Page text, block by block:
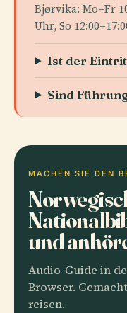
Bjørvika: Mo–Fr
Uhr, So
Ist der
Sind
MACHEN SIE DEN
und
Audio-Guide in
Browser.
reisen.